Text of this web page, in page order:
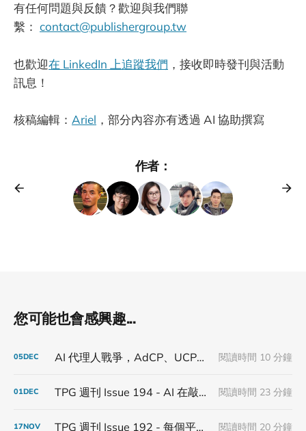
有任何問題與反饋？歡迎與我們聯
繫： contact@publishergroup.tw
也歡迎在 LinkedIn 上追蹤我們 ，接收即時發刊與活動
訊息！
核稿編輯： Ariel ，部分內容亦有透過 AI 協助撰寫
作者：
您可能也會感興趣...
05DEC AI 代理人戰爭，AdCP、UCP、MCP 與 ARTF 顛覆的下一代程序化廣告版圖 閱讀時間 10 分鐘
01DEC TPG 週刊 Issue 194 - AI 在敲門，平台則拉鐵門 閱讀時間 23 分鐘
17NOV TPG 週刊 Issue 192 - 每個平台都說自己是入口，品牌只想找到出口 閱讀時間 20 分鐘